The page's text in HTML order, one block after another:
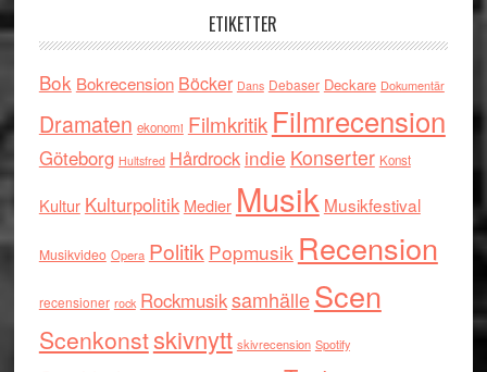
ETIKETTER
Bok Bokrecension Böcker Dans Debaser Deckare Dokumentär
Dramaten ekonomi Filmkritik Filmrecension
Göteborg Hultsfred Hårdrock indie Konserter Konst
Kultur Kulturpolitik Medier Musik Musikfestival
Musikvideo Opera Politik Popmusik Recension
recensioner rock RockmusiksamhälleScen
Scenkonstskivnytt skivrecension Spotify